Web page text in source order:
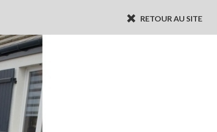
RETOUR AU SITE